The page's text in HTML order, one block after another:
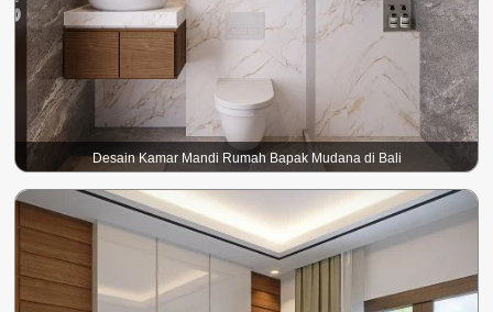
Desain Kamar Mandi Rumah Bapak Mudana di Bali